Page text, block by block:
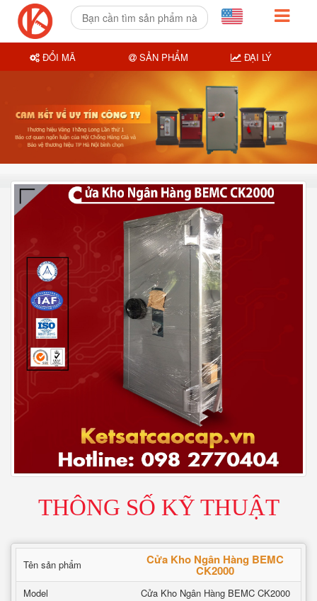
THÔNG SỐ KỸ THUẬT
Tên sản phẩm Cửa Kho Ngân Hàng BEMC
CK2000
Model
Cửa Kho Ngân Hàng BEMC CK2000
ĐỔI MÃ SẢN PHẨM ĐẠI LÝ